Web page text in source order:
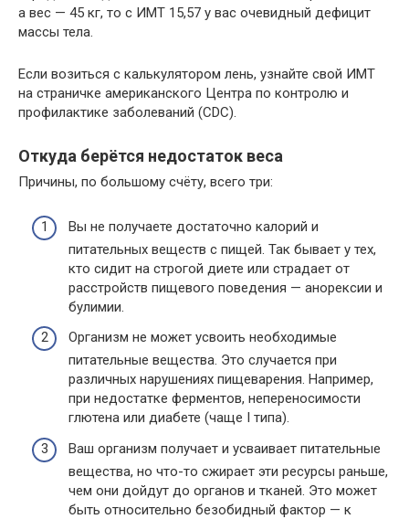
а вес — 45 кг, то с ИМТ 15,57 у вас очевидный дефицит
массы тела.
Если возиться с калькулятором лень, узнайте свой ИМТ
на страничке американского Центра по контролю и
профилактике заболеваний (CDC).
Откуда берётся недостаток веса
Причины, по большому счёту, всего три:
Вы не получаете достаточно калорий и
питательных веществ с пищей. Так бывает у тех,
кто сидит на строгой диете или страдает от
расстройств пищевого поведения — анорексии и
булимии.
Организм не может усвоить необходимые
питательные вещества. Это случается при
различных нарушениях пищеварения. Например,
при недостатке ферментов, непереносимости
глютена или диабете (чаще I типа).
Ваш организм получает и усваивает питательные
вещества, но что-то сжирает эти ресурсы раньше,
чем они дойдут до органов и тканей. Это может
быть относительно безобидный фактор — к